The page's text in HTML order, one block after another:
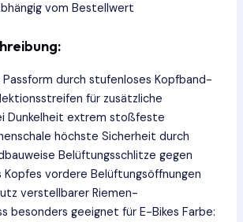
vom Bestellwert
durch stufenloses Kopfband-
für zusätzliche
Dunkelheit extrem stoßfeste
höchste Sicherheit durch
Belüftungsschlitze gegen
Kopfes vordere Belüftungsöffnungen
verstellbarer Riemen-
besonders geeignet für E-Bikes Farbe: